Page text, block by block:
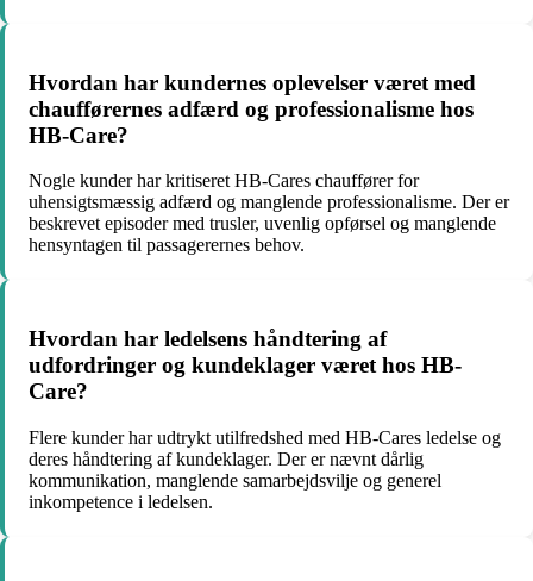
Hvordan har kundernes oplevelser været med
chaufførernes adfærd og professionalisme hos
HB-Care?
Nogle kunder har kritiseret HB-Cares chauffører for
uhensigtsmæssig adfærd og manglende professionalisme. Der er
beskrevet episoder med trusler, uvenlig opførsel og manglende
hensyntagen til passagerernes behov.
Hvordan har ledelsens håndtering af
udfordringer og kundeklager været hos HB-
Care?
Flere kunder har udtrykt utilfredshed med HB-Cares ledelse og
deres håndtering af kundeklager. Der er nævnt dårlig
kommunikation, manglende samarbejdsvilje og generel
inkompetence i ledelsen.